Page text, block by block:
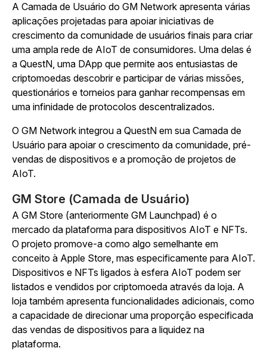
A Camada de Usuário do GM Network apresenta várias
aplicações projetadas para apoiar iniciativas de
crescimento da comunidade de usuários finais para criar
uma ampla rede de AIoT de consumidores. Uma delas é
a QuestN, uma DApp que permite aos entusiastas de
criptomoedas descobrir e participar de várias missões,
questionários e torneios para ganhar recompensas em
uma infinidade de protocolos descentralizados.
O GM Network integrou a QuestN em sua Camada de
Usuário para apoiar o crescimento da comunidade, pré-
vendas de dispositivos e a promoção de projetos de
AIoT.
GM Store (Camada de Usuário)
A GM Store (anteriormente GM Launchpad) é o
mercado da plataforma para dispositivos AIoT e NFTs.
O projeto promove-a como algo semelhante em
conceito à Apple Store, mas especificamente para AIoT.
Dispositivos e NFTs ligados à esfera AIoT podem ser
listados e vendidos por criptomoeda através da loja. A
loja também apresenta funcionalidades adicionais, como
a capacidade de direcionar uma proporção especificada
das vendas de dispositivos para a liquidez na
plataforma.